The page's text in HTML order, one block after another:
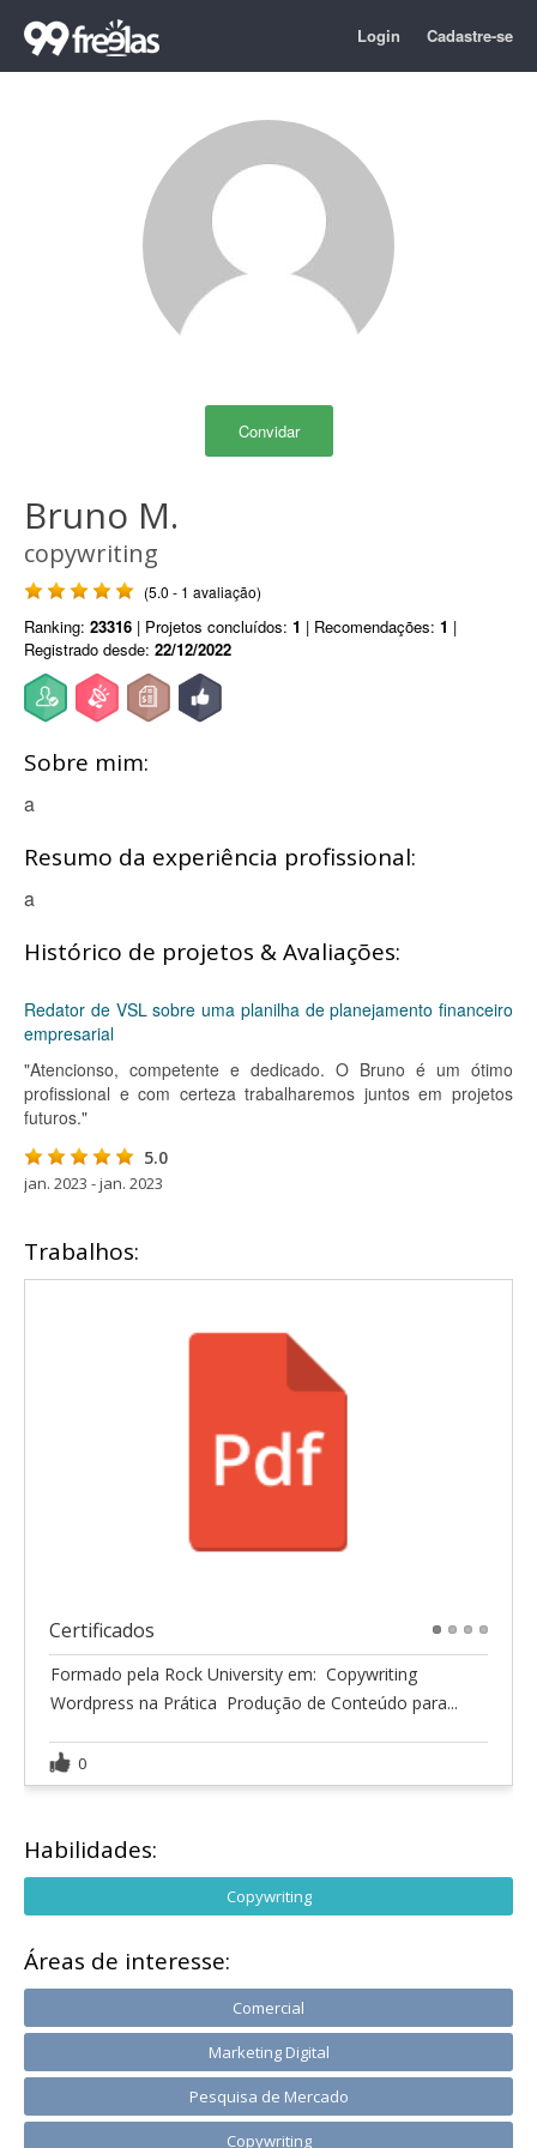
Login Cadastre-se
Convidar
Bruno M.
copywriting
(5.0 - 1 avaliação)
Ranking: 23316 | Projetos concluídos: 1 | Recomendações: 1 |
Registrado desde: 22/12/2022
Sobre mim:
a
Resumo da experiência profissional:
a
Histórico de projetos & Avaliações:
Redator de VSL sobre uma planilha de planejamento financeiro
empresarial
"Atencionso, competente e dedicado. O Bruno é um ótimo
profissional e com certeza trabalharemos juntos em projetos
futuros."
5.0
jan. 2023 - jan. 2023
Trabalhos:
Certificados
Formado pela Rock University em:  Copywriting 
Wordpress na Prática  Produção de Conteúdo para...
0
Habilidades:
Copywriting
Áreas de interesse:
Comercial
Marketing Digital
Pesquisa de Mercado
Copywriting